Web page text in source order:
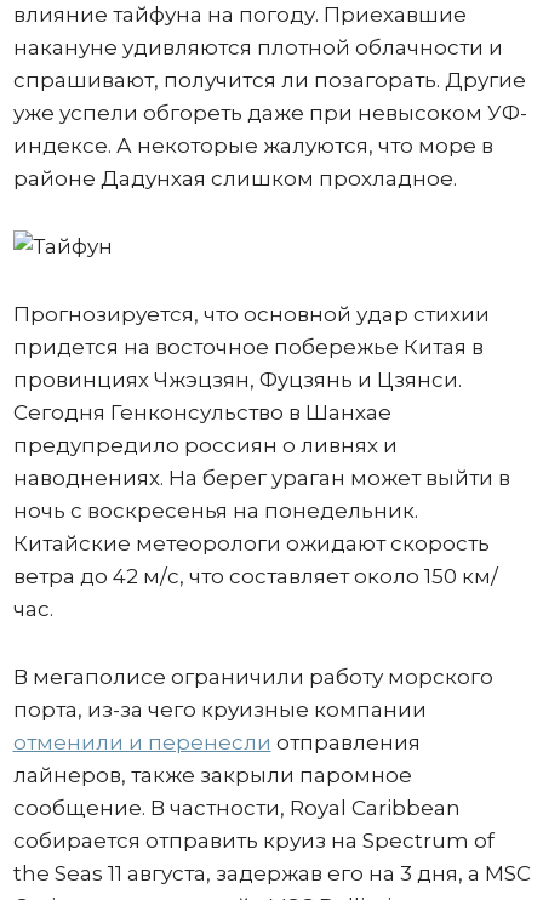
влияние тайфуна на погоду. Приехавшие
накануне удивляются плотной облачности и
спрашивают, получится ли позагорать. Другие
уже успели обгореть даже при невысоком УФ-
индексе. А некоторые жалуются, что море в
районе Дадунхая слишком прохладное.
Прогнозируется, что основной удар стихии
придется на восточное побережье Китая в
провинциях Чжэцзян, Фуцзянь и Цзянси.
Сегодня Генконсульство в Шанхае
предупредило россиян о ливнях и
наводнениях. На берег ураган может выйти в
ночь с воскресенья на понедельник.
Китайские метеорологи ожидают скорость
ветра до 42 м/с, что составляет около 150 км/
час.
В мегаполисе ограничили работу морского
порта, из-за чего круизные компании
отменили и перенесли отправления
лайнеров, также закрыли паромное
сообщение. В частности, Royal Caribbean
собирается отправить круиз на Spectrum of
the Seas 11 августа, задержав его на 3 дня, а MSC